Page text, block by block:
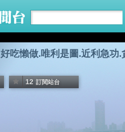
好吃懶做.唯利是圖.近利急功
12 訂閱站台